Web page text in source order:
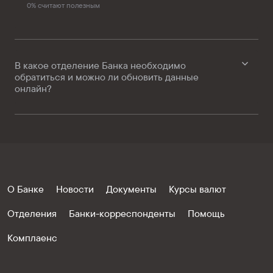
0%считают полезным
В какое отделение Банка необходимо
обратиться и можно ли обновить данные
онлайн?
О Банке Новости Документы
Курсы валют
Отделения
Банки-корреспонденты
Помощь
Комплаенс